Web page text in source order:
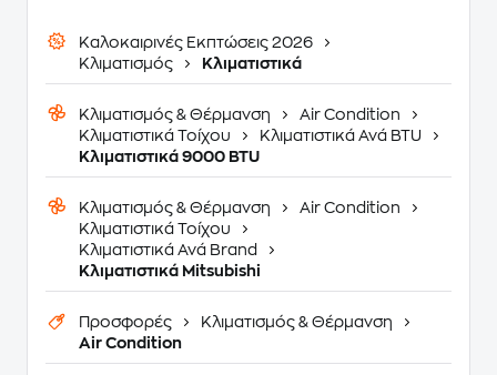
Καλοκαιρινές Εκπτώσεις 2026
Κλιματισμός
Κλιματιστικά
Κλιματισμός & Θέρμανση
Air Condition
Κλιματιστικά Τοίχου
Κλιματιστικά Ανά BTU
Κλιματιστικά 9000 BTU
Κλιματισμός & Θέρμανση
Air Condition
Κλιματιστικά Τοίχου
Κλιματιστικά Ανά Brand
Κλιματιστικά Mitsubishi
Προσφορές
Κλιματισμός & Θέρμανση
Air Condition